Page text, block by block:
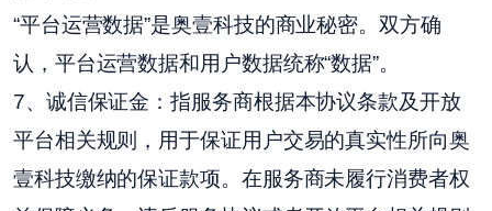
“平台运营数据”是奥壹科技的商业秘密。双方确
认，平台运营数据和用户数据统称“数据”。
7、诚信保证金：指服务商根据本协议条款及开放
平台相关规则，用于保证用户交易的真实性所向奥
壹科技缴纳的保证款项。在服务商未履行消费者权